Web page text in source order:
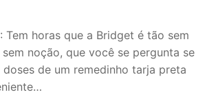
: Tem horas que a Bridget é tão sem
noção, que você se pergunta se
doses de um remedinho tarja preta